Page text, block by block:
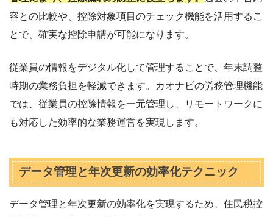
容との比較や、控除対象項目のチェック機能を活用するこ
とで、確実な控除申請が可能になります。
従業員の情報をデジタル化して管理することで、年末調整
時期の業務負担を軽減できます。カオナビの労務管理機能
では、従業員の控除情報を一元管理し、リモートワークに
も対応した効率的な業務運営を実現します。
データ管理と年次更新の効率化テクニック
データ管理と年次更新の効率化を実現するため、住民税控